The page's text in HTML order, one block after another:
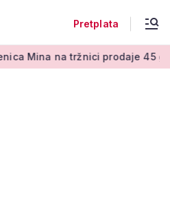
Pretplata
Mina na tržnici prodaje 45